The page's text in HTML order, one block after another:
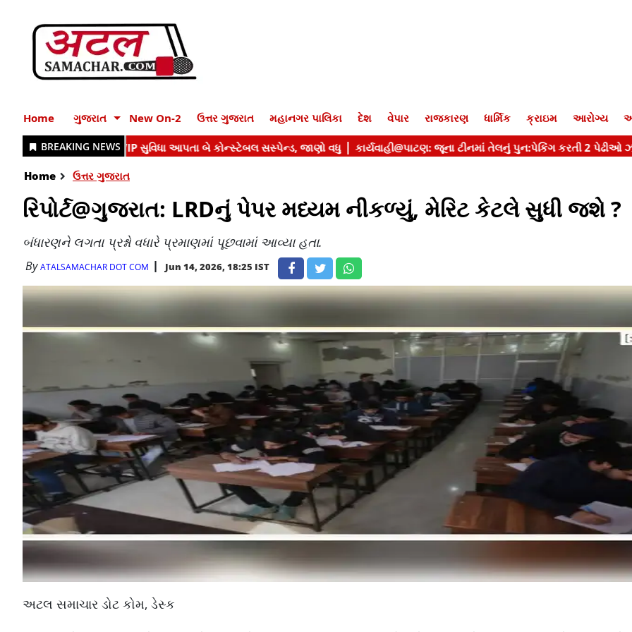
Home ગુજરાત New On-2 ઉત્તર ગુજરાત મહાનગર પાલિકા દેશ વેપાર રાજકારણ ધાર્મિક ક્રાઇમ આરોગ્ય
Home ઉત્તર ગુજરાત
રિપોર્ટ@ગુજરાત: LRDનું પેપર મધ્યમ નીકળ્યું, મેરિટ કેટલે સુધી જશે ?
બંધારણને લગતા પ્રશ્નો વધારે પ્રમાણમાં પૂછવામાં આવ્યા હતા.
ByATALSAMACHAR DOT COM Jun 14, 2026, 18:25 IST
અટલ સમાચાર ડોટ કોમ, ડેસ્ક